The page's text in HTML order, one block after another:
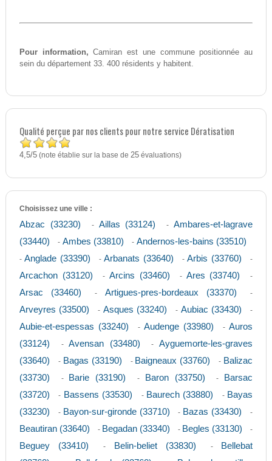
Pour information, Camiran est une commune positionnée au
sein du département 33. 400 résidents y habitent.
Qualité perçue par nos clients pour notre service Dératisation
4,5/5(note établie sur la base de 25évaluations)
Choisissez une ville :
Abzac (33230) - Aillas (33124) -Ambares-et-lagrave
(33440)
- Ambes (33810) - Andernos-les-bains (33510)
-Anglade (33390) -Arbanats (33640) -Arbis (33760) -
Arcachon (33120) - Arcins (33460) - Ares (33740) -
Arsac (33460) - Artigues-pres-bordeaux (33370) -
Arveyres (33500) - Asques (33240) - Aubiac (33430) -
Aubie-et-espessas (33240) - Audenge (33980) -Auros
(33124)
-Avensan (33480) -Ayguemorte-les-graves
(33640)
- Bagas (33190) - Baigneaux (33760) - Balizac
(33730)
- Barie (33190) - Baron (33750) -
Barsac
(33720)
- Bassens (33530) - Baurech (33880) - Bayas
(33230)
- Bayon-sur-gironde (33710) - Bazas (33430) -
Beautiran (33640) - Begadan (33340) - Begles (33130) -
Beguey (33410) - Belin-beliet (33830) -
Bellebat